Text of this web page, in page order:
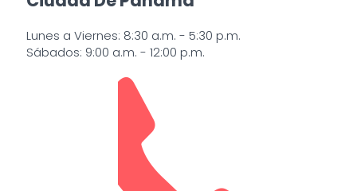
Lunes a Viernes: 8:30 a.m. - 5:30 p.m.
Sábados: 9:00 a.m. - 12:00 p.m.